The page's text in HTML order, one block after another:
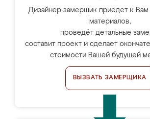
Дизайнер-замерщик приедет к Вам
материалов,
проведёт детальные
составит проект и сделает
стоимости Вашей будущей
ВЫЗВАТЬ ЗАМЕРЩИКА